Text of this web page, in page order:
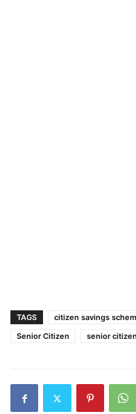
TAGS citizen savings
Senior Citizen
senior